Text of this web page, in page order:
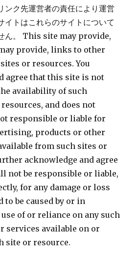
ンク先運営者の責任により運営
イトはこれらのサイトについて
ん。 This site may provide,
provide, links to other
or resources. You
agree that this site is not
availability of such
and does not
responsible or liable for
products or other
from such sites or
acknowledge and agree
not be responsible or liable,
for any damage or loss
to be caused by or in
of or reliance on any such
services available on or
site or resource.